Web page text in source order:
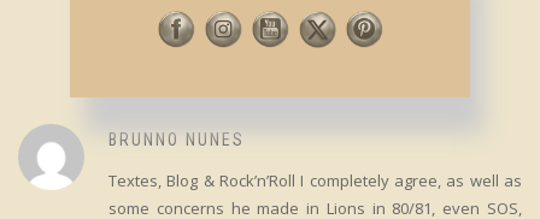
BRUNNO NUNES
Textes, Blog & Rock’n’Roll I completely agree, as well as
some concerns he made in Lions in 80/81, even SOS,